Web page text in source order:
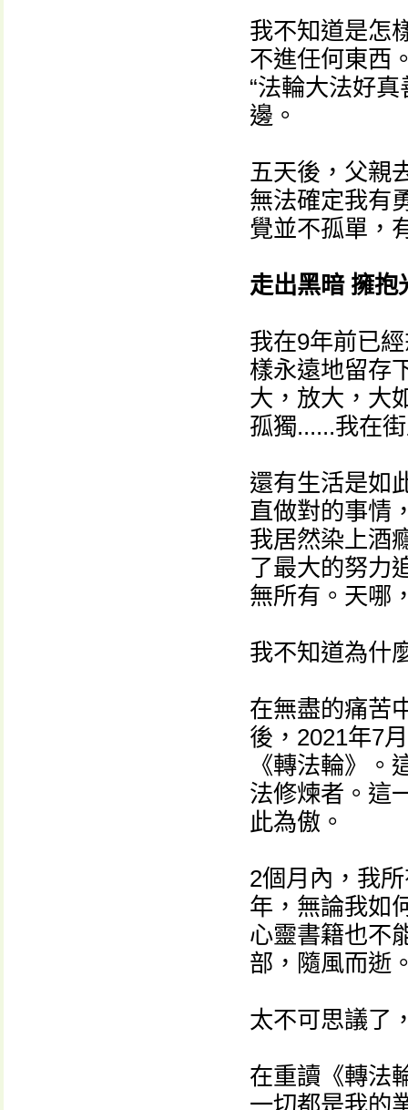
我不知道是怎
不進任何東西
“法輪大法好
邊。
五天後，父親
無法確定我有
覺並不孤單，
走出黑暗 擁抱
我在9年前已
樣永遠地留存
大，放大，大
孤獨......我在
還有生活是如
直做對的事情
我居然染上酒
了最大的努力
無所有。天哪
我不知道為什
在無盡的痛苦
後，2021年7
《轉法輪》
法修煉者。這
此為傲。
2個月內，我
年，無論我如
心靈書籍也不
部，隨風而逝
太不可思議了
在重讀《轉法
一切都是我的